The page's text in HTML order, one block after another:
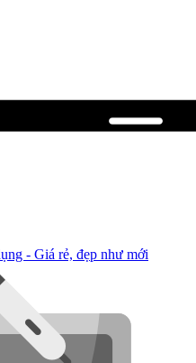
- Giá rẻ, đẹp như mới